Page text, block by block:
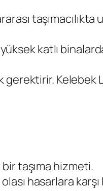
taşımacılıkta
katlı
Kelebek
taşıma hizmeti.
hasarlara